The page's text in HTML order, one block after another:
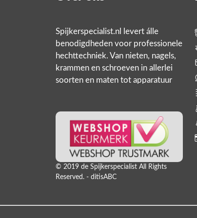
Spijkerspecialist.nl levert álle
benodigdheden voor professionele
hechttechniek. Van nieten, nagels,
krammen en schroeven in allerlei
soorten en maten tot apparatuur
producten,
© 2019 de Spijkerspecialist All Rights
Reserved. - ditisABC